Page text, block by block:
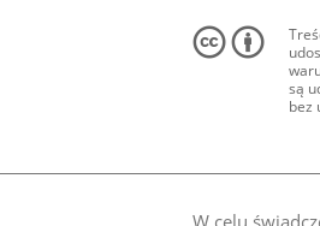
W celu
są
bez